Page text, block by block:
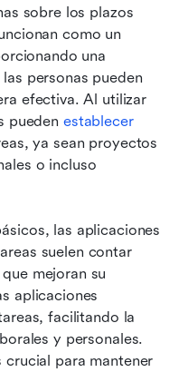
sobre los plazos
como un
una
personas pueden
efectiva. Al utilizar
pueden establecer
ya sean proyectos
o incluso
las aplicaciones
suelen contar
mejoran su
aplicaciones
facilitando la
y personales.
crucial para mantener